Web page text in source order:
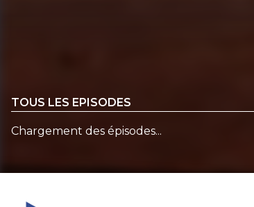
TOUS LES EPISODES
Chargement des épisodes...